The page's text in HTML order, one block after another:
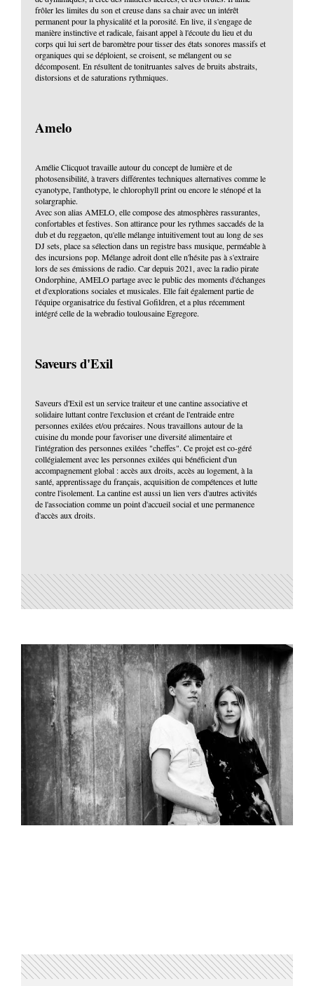
frôler les limites du son et creuse dans sa chair avec un intérêt
permanent pour la physicalité et la porosité. En live, il s'engage de
manière instinctive et radicale, faisant appel à l'écoute du lieu et du
corps qui lui sert de baromètre pour tisser des états sonores massifs et
organiques qui se déploient, se croisent, se mélangent ou se
décomposent. En résultent de tonitruantes salves de bruits abstraits,
distorsions et de saturations rythmiques.
Amelo
Amélie Clicquot travaille autour du concept de lumière et de
photosensibilité, à travers différentes techniques alternatives comme le
cyanotype, l'anthotype, le chlorophyll print ou encore le sténopé et la
solargraphie.
Avec son alias AMELO, elle compose des atmosphères rassurantes,
confortables et festives. Son attirance pour les rythmes saccadés de la
dub et du reggaeton, qu'elle mélange intuitivement tout au long de ses
DJ sets, place sa sélection dans un registre bass musique, perméable à
des incursions pop. Mélange adroit dont elle n'hésite pas à s'extraire
lors de ses émissions de radio. Car depuis 2021, avec la radio pirate
Ondorphine, AMELO partage avec le public des moments d'échanges
et d'explorations sociales et musicales. Elle fait également partie de
l'équipe organisatrice du festival Gofildren, et a plus récemment
intégré celle de la webradio toulousaine Egregore.
Saveurs d'Exil
Saveurs d'Exil est un service traiteur et une cantine associative et
solidaire luttant contre l'exclusion et créant de l'entraide entre
personnes exilées et/ou précaires. Nous travaillons autour de la
cuisine du monde pour favoriser une diversité alimentaire et
l'intégration des personnes exilées "cheffes". Ce projet est co-géré
collégialement avec les personnes exilées qui bénéficient d'un
accompagnement global : accès aux droits, accès au logement, à la
santé, apprentissage du français, acquisition de compétences et lutte
contre l'isolement. La cantine est aussi un lien vers d'autres activités
de l'association comme un point d'accueil social et une permanence
d'accès aux droits.